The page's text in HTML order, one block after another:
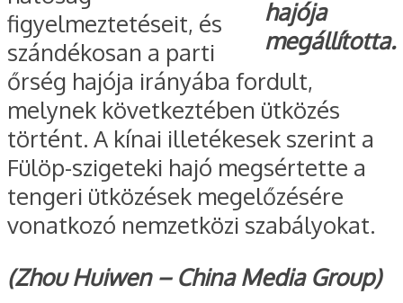
hajója
megállította.
figyelmeztetéseit, és
szándékosan a parti
őrség hajója irányába fordult,
melynek következtében ütközés
történt. A kínai illetékesek szerint a
Fülöp-szigeteki hajó megsértette a
tengeri ütközések megelőzésére
vonatkozó nemzetközi szabályokat.
(Zhou Huiwen – China Media Group)